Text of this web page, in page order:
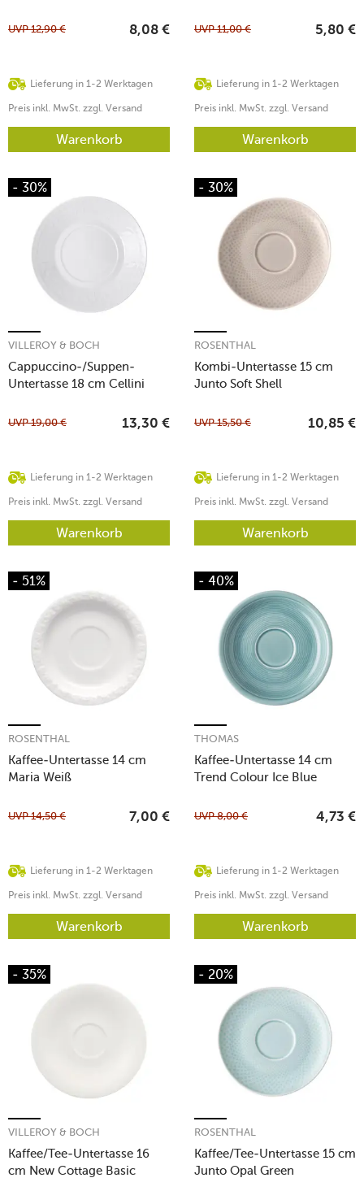
Lieferung in 1-2 Werktagen
UVP12,90 € 8,08 €
Preis inkl. MwSt. zzgl. Versand
Warenkorb
Lieferung in 1-2 Werktagen
UVP11,00 € 5,80 €
Preis inkl. MwSt. zzgl. Versand
Warenkorb
- 30%
Cappuccino-/Suppen-
Untertasse 18 cm Cellini
VILLEROY & BOCH
Lieferung in 1-2 Werktagen
UVP19,00 € 13,30 €
Preis inkl. MwSt. zzgl. Versand
Warenkorb
- 30%
Kombi-Untertasse 15 cm
Junto Soft Shell
ROSENTHAL
Lieferung in 1-2 Werktagen
UVP15,50 € 10,85 €
Preis inkl. MwSt. zzgl. Versand
Warenkorb
- 51%
Kaffee-Untertasse 14 cm
Maria Weiß
ROSENTHAL
Lieferung in 1-2 Werktagen
UVP14,50 € 7,00 €
Preis inkl. MwSt. zzgl. Versand
Warenkorb
- 40%
Kaffee-Untertasse 14 cm
Trend Colour Ice Blue
THOMAS
Lieferung in 1-2 Werktagen
UVP8,00 € 4,73 €
Preis inkl. MwSt. zzgl. Versand
Warenkorb
- 35%
Kaffee/Tee-Untertasse 16
cm New Cottage Basic
VILLEROY & BOCH
- 20%
Kaffee/Tee-Untertasse 15 cm
Junto Opal Green
ROSENTHAL